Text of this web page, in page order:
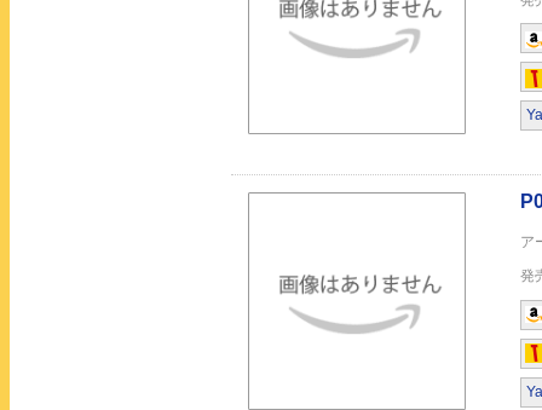
「P0WER-悪霊退散